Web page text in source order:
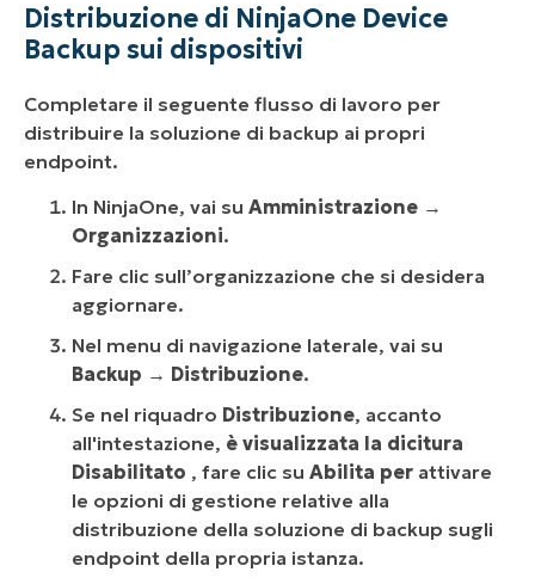
Distribuzione di NinjaOne Device
Backup sui dispositivi
Completare il seguente flusso di lavoro per
distribuire la soluzione di backup ai propri
endpoint.
In NinjaOne, vai su Amministrazione →
Organizzazioni.
Fare clic sull’organizzazione che si desidera
aggiornare.
Nel menu di navigazione laterale, vai su
Backup → Distribuzione.
Se nel riquadro Distribuzione, accanto
all'intestazione, è visualizzata la dicitura
Disabilitato , fare clic su Abilita per attivare
le opzioni di gestione relative alla
distribuzione della soluzione di backup sugli
endpoint della propria istanza.